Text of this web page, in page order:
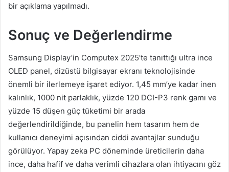
bir açıklama yapılmadı.
Sonuç ve Değerlendirme
Samsung Display’in Computex 2025’te tanıttığı ultra ince
OLED panel, dizüstü bilgisayar ekranı teknolojisinde
önemli bir ilerlemeye işaret ediyor. 1,45 mm’ye kadar inen
kalınlık, 1000 nit parlaklık, yüzde 120 DCI-P3 renk gamı ve
yüzde 15 düşen güç tüketimi bir arada
değerlendirildiğinde, bu panelin hem tasarım hem de
kullanıcı deneyimi açısından ciddi avantajlar sunduğu
görülüyor. Yapay zeka PC döneminde üreticilerin daha
ince, daha hafif ve daha verimli cihazlara olan ihtiyacını göz